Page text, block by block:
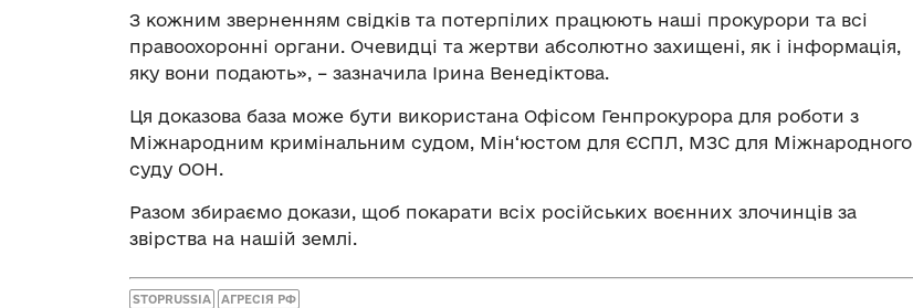
З кожним зверненням свідків та потерпілих працюють наші прокурори та всі
правоохоронні органи. Очевидці та жертви абсолютно захищені, як і інформація,
яку вони подають», – зазначила Ірина Венедіктова.
Ця доказова база може бути використана Офісом Генпрокурора для роботи з
Міжнародним кримінальним судом, Мін‘юстом для ЄСПЛ, МЗС для Міжнародного
суду ООН.
Разом збираємо докази, щоб покарати всіх російських воєнних злочинців за
звірства на нашій землі.
STOPRUSSIA АГРЕСІЯ РФ